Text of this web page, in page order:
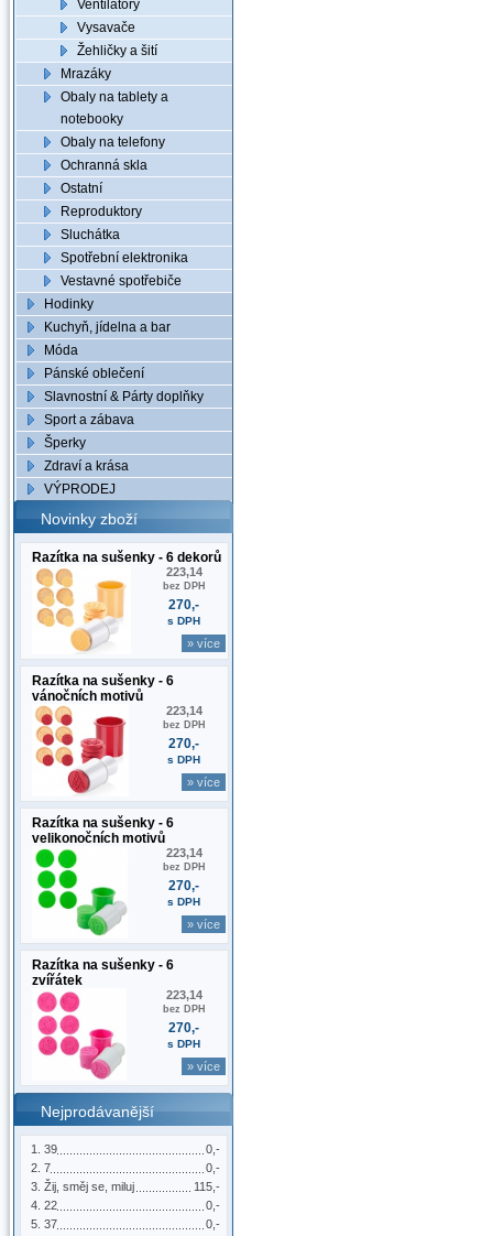
Ventilátory
Vysavače
Žehličky a šití
Mrazáky
Obaly na tablety a
notebooky
Obaly na telefony
Ochranná skla
Ostatní
Reproduktory
Sluchátka
Spotřební elektronika
Vestavné spotřebiče
Hodinky
Kuchyň, jídelna a bar
Móda
Pánské oblečení
Slavnostní & Párty doplňky
Sport a zábava
Šperky
Zdraví a krása
VÝPRODEJ
Novinky zboží
Razítka na sušenky - 6 dekorů
223,14
bez DPH
270,-
s DPH
» více
Razítka na sušenky - 6
vánočních motivů
223,14
bez DPH
270,-
s DPH
» více
Razítka na sušenky - 6
velikonočních motivů
223,14
bez DPH
270,-
s DPH
» více
Razítka na sušenky - 6
zvířátek
223,14
bez DPH
270,-
s DPH
» více
Nejprodávanější
0,-
39
0,-
7
115,-
Žij, směj se, miluj
0,-
22
0,-
37